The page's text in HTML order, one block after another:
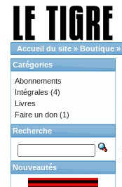
Accueil du site » Boutique »
Catégories
Abonnements
Intégrales (4)
Livres
Faire un don (1)
Recherche
Nouveautés